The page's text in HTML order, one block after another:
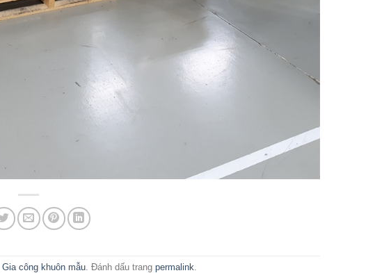
Gia công khuôn mẫu. Đánh dấu trang permalink.